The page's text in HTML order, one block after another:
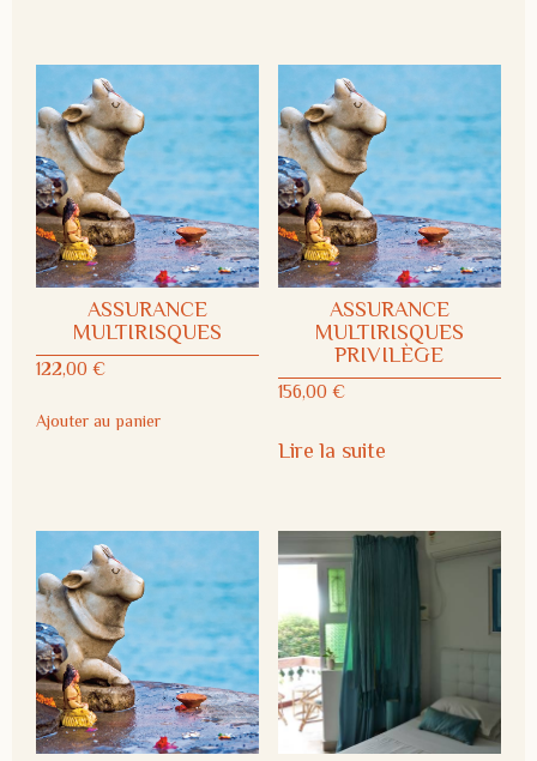
ASSURANCE
MULTIRISQUES
122,00 €
Ajouter au panier
ASSURANCE
MULTIRISQUES
PRIVILÈGE
156,00 €
Lire la suite